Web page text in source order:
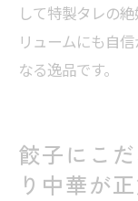
して特製タレの
リュームにも自
なる逸品です。
餃子にこ
り中華が